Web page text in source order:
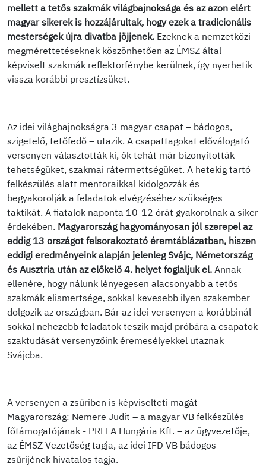
mellett a tetős szakmák világbajnoksága és az azon elért
magyar sikerek is hozzájárultak, hogy ezek a tradicionális
mesterségek újra divatba jöjjenek. Ezeknek a nemzetközi
megmérettetéseknek köszönhetően az ÉMSZ által
képviselt szakmák reflektorfénybe kerülnek, így nyerhetik
vissza korábbi presztízsüket.
Az idei világbajnokságra 3 magyar csapat – bádogos,
szigetelő, tetőfedő – utazik. A csapattagokat előválogató
versenyen választották ki, ők tehát már bizonyították
tehetségüket, szakmai rátermettségüket. A hetekig tartó
felkészülés alatt mentoraikkal kidolgozzák és
begyakorolják a feladatok elvégzéséhez szükséges
taktikát. A fiatalok naponta 10-12 órát gyakorolnak a siker
érdekében. Magyarország hagyományosan jól szerepel az
eddig 13 országot felsorakoztató éremtáblázatban, hiszen
eddigi eredményeink alapján jelenleg Svájc, Németország
és Ausztria után az előkelő 4. helyet foglaljuk el. Annak
ellenére, hogy nálunk lényegesen alacsonyabb a tetős
szakmák elismertsége, sokkal kevesebb ilyen szakember
dolgozik az országban. Bár az idei versenyen a korábbinál
sokkal nehezebb feladatok teszik majd próbára a csapatok
szaktudását versenyzőink éremesélyekkel utaznak
Svájcba.
A versenyen a zsűriben is képviselteti magát
Magyarország: Nemere Judit – a magyar VB felkészülés
főtámogatójának - PREFA Hungária Kft. – az ügyvezetője,
az ÉMSZ Vezetőség tagja, az idei IFD VB bádogos
zsűrijének hivatalos tagja.